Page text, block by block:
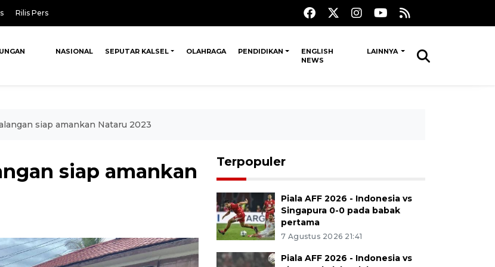
Rilis Pers
NASIONAL SEPUTAR KALSEL OLAHRAGA PENDIDIKAN
ENGLISH
NEWS
LAINNYA
siap amankan Nataru 2023
siap amankan
Terpopuler
Piala AFF 2026 - Indonesia vs
Singapura 0-0 pada babak
pertama
7 Agustus 2026 21:41
Piala AFF 2026 - Indonesia vs